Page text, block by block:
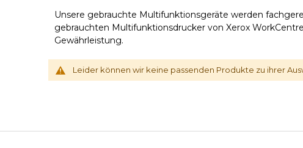
Unsere gebrauchte Multifunktionsgeräte werden
gebrauchten Multifunktionsdrucker von Xerox
Gewährleistung.
Leider können wir keine passenden Produkte zu ihrer